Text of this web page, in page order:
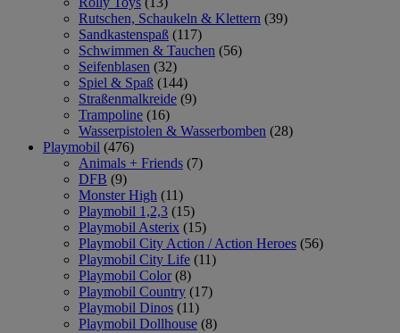
Rutschen, Schaukeln & Klettern (39)
Sandkastenspaß (117)
Schwimmen & Tauchen (56)
Seifenblasen (32)
Spiel & Spaß (144)
Straßenmalkreide (9)
Trampoline (16)
Wasserpistolen & Wasserbomben (28)
Playmobil (476)
Animals + Friends (7)
DFB (9)
Monster High (11)
Playmobil 1,2,3 (15)
Playmobil Asterix (15)
Playmobil City Action / Action Heroes (56)
Playmobil City Life (11)
Playmobil Color (8)
Playmobil Country (17)
Playmobil Dinos (11)
Playmobil Dollhouse (8)